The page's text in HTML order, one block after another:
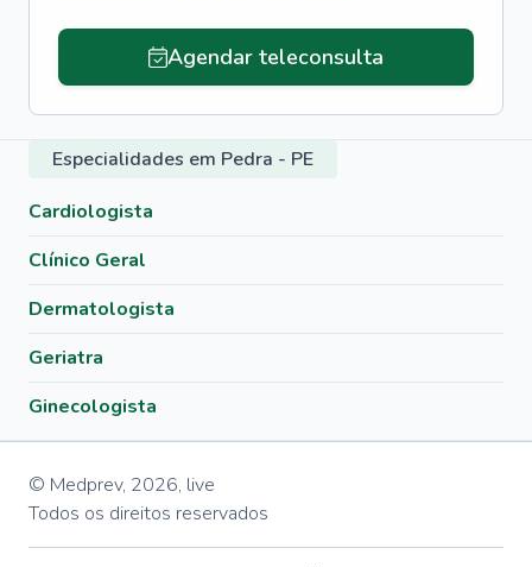
Agendar teleconsulta
Especialidades em Pedra - PE
Cardiologista
Clínico Geral
Dermatologista
Geriatra
Ginecologista
© Medprev, 2026, live
Todos os direitos reservados